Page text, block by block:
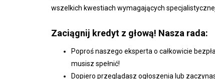
wszelkich kwestiach wymagających
Zaciągnij kredyt z głową! Nasza rada:
Poproś naszego eksperta o całkowicie
musisz spełnić!
Dopiero przeglądasz ogłoszenia lub